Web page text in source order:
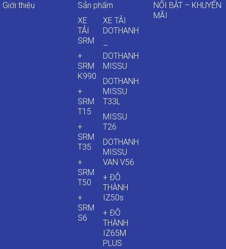
Giới thiệu
Sản phẩm
XE
TẢI
SRM
+
SRM
K990
+
SRM
T15
+
SRM
T35
+
SRM
T50
+
SRM
S6
XE TẢI
DOTHANH
–
DOTHANH
MISSU
DOTHANH
MISSU
T33L
MISSU
T26
DOTHANH
MISSU
VAN V56
+ ĐÔ
THÀNH
IZ50s
+ ĐÔ
THÀNH
IZ65M
PLUS
NỔI BẬT – KHUYẾN
MÃI